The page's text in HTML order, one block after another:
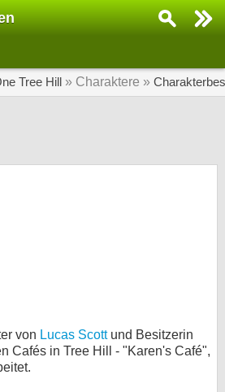
Tree Hill » Charaktere »
von Lucas Scottund Besitzerin
Cafés in Tree Hill - "Karen's Café",
SERIEN
Forum